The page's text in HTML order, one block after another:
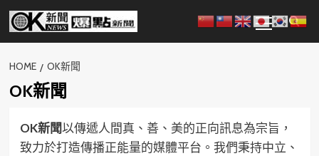
Skip
content
Menu
HOME OK新聞
OK新聞
OK新聞以傳遞人間真、善、美的正向訊息為宗旨，
致力於打造傳播正能量的媒體平台。我們秉持中立、